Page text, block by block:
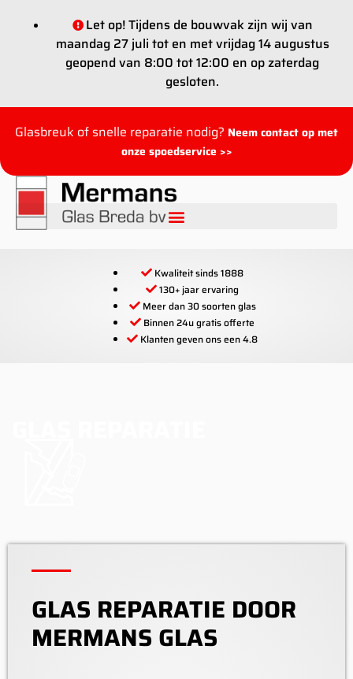
Let op! Tijdens de bouwvak zijn wij van
maandag 27 juli tot en met vrijdag 14 augustus
geopend van 8:00 tot 12:00 en op zaterdag
gesloten.
Glasbreuk of snelle reparatie nodig? Neem contact op met
onze spoedservice >>
Kwaliteit sinds 1888
130+ jaar ervaring
Meer dan 30 soorten glas
Binnen 24u gratis offerte
Klanten geven ons een 4.8
GLAS REPARATIE DOOR
MERMANS GLAS